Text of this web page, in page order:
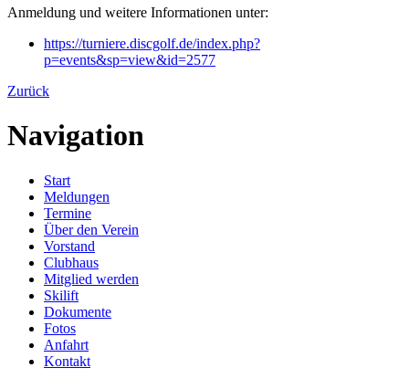
Anmeldung und weitere Informationen unter:
https://turniere.discgolf.de/index.php?
p=events&sp=view&id=2577
Zurück
Navigation
Start
Meldungen
Termine
Über den Verein
Vorstand
Clubhaus
Mitglied werden
Skilift
Dokumente
Fotos
Anfahrt
Kontakt